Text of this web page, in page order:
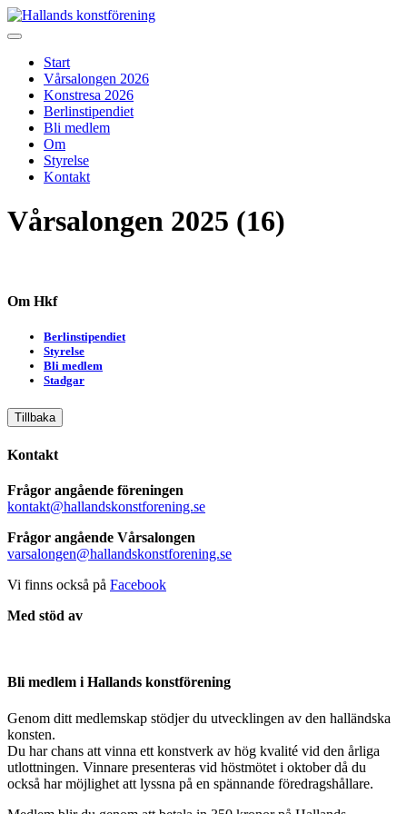
Skip
to
Start
Vårsalongen 2026
Konstresa 2026
Berlinstipendiet
Bli medlem
Om
Styrelse
Kontakt
Vårsalongen 2025 (16)
Om Hkf
Berlinstipendiet
Styrelse
Bli medlem
Stadgar
Tillbaka
Kontakt
Frågor angående föreningen
kontakt@hallandskonstforening.se
Frågor angående Vårsalongen
varsalongen@hallandskonstforening.se
Vi finns också på Facebook
Med stöd av
Bli medlem i Hallands konstförening
Genom ditt medlemskap stödjer du utvecklingen av den halländska
konsten.
Du har chans att vinna ett konstverk av hög kvalité vid den årliga
utlottningen. Vinnare presenteras vid höstmötet i oktober då du
också har möjlighet att lyssna på en spännande föredragshållare.